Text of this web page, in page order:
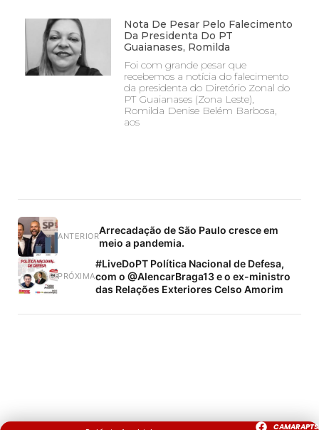
Nota De Pesar Pelo Falecimento
Da Presidenta Do PT
Guaianases, Romilda
Foi com grande pesar que
recebemos a notícia do falecimento
da presidenta do Diretório Zonal do
PT Guaianases (Zona Leste),
Romilda Denise Belém Barbosa,
aos
ANTERIORArrecadação de São Paulo cresce em
meio a pandemia.
PRÓXIMA
#LiveDoPT Política Nacional de Defesa,
com o @AlencarBraga13 e o ex-ministro
das Relações Exteriores Celso Amorim